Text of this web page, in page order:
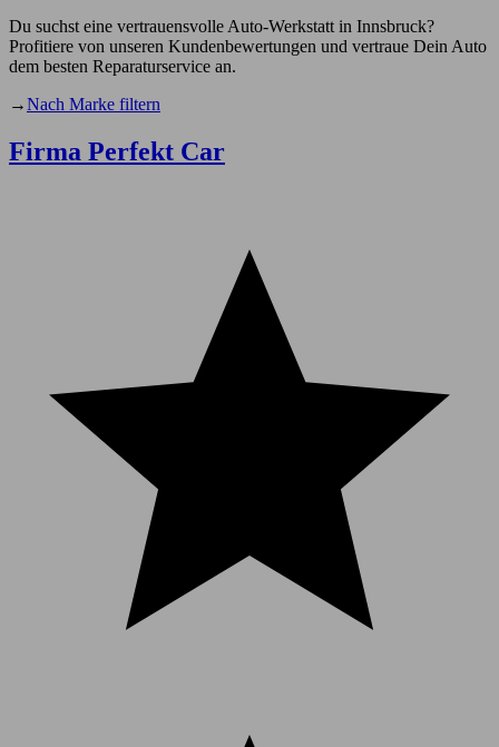
Du suchst eine vertrauensvolle Auto-Werkstatt in Innsbruck?
Profitiere von unseren Kundenbewertungen und vertraue Dein Auto
dem besten Reparaturservice an.
→Nach Marke filtern
Firma Perfekt Car